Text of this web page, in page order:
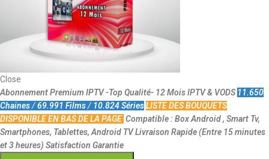
Close
Abonnement Premium IPTV -Top Qualité- 12 Mois IPTV & VODS 11.650
Chaines/69.991 Films/ 10.824 SériesLISTE DES BOUQUETS
DISPONIBLE EN BAS DE LA PAGE Compatible : Box Android , Smart Tv,
Smartphones, Tablettes, Android TVLivraison Rapide (Entre 15 minutes
et 3 heures) Satisfaction Garantie